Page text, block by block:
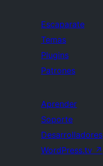
Escaparate
Temas
Plugins
Patrones
Aprender
Soporte
Desarrolladores
WordPress.tv ↗